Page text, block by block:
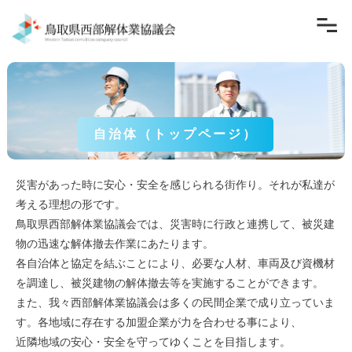
自治体（トップページ）
災害があった時に安心・安全を感じられる街作り。それが私達が
考える理想の形です。
鳥取県西部解体業協議会では、災害時に行政と連携して、被災建
物の迅速な解体撤去作業にあたります。
各自治体と協定を結ぶことにより、必要な人材、車両及び資機材
を調達し、被災建物の解体撤去等を実施することができます。
また、我々西部解体業協議会は多くの民間企業で成り立っていま
す。各地域に存在する加盟企業が力を合わせる事により、
近隣地域の安心・安全を守ってゆくことを目指します。